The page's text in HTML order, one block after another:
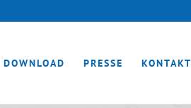
DOWNLOAD PRESSE KONTAKT